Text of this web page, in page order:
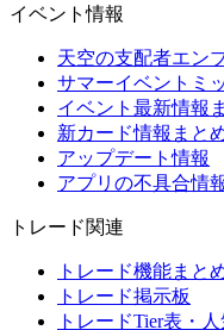
イベント情報
天空の支配者エン
サマーイベントミ
イベント最新情報
新カード情報まと
アップデート情報
アプリの不具合情
トレード関連
トレード機能まと
トレード掲示板
トレードTier表・